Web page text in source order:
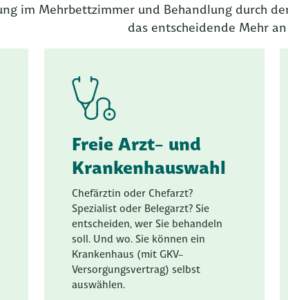
im Mehrbettzimmer und Behandlung durch
das entscheidende Mehr
Freie Arzt- und
Krankenhauswahl
Chefärztin oder Chefarzt?
Spezialist oder Belegarzt? Sie
entscheiden, wer Sie behandeln
soll. Und wo. Sie können ein
Krankenhaus (mit GKV-
Versorgungsvertrag) selbst
auswählen.